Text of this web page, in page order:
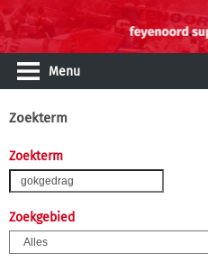
Menu
Zoekterm
Zoekterm
Zoekgebied